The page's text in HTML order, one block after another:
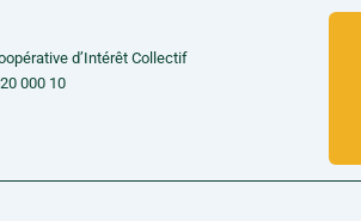
d’Intérêt Collectif
000 10